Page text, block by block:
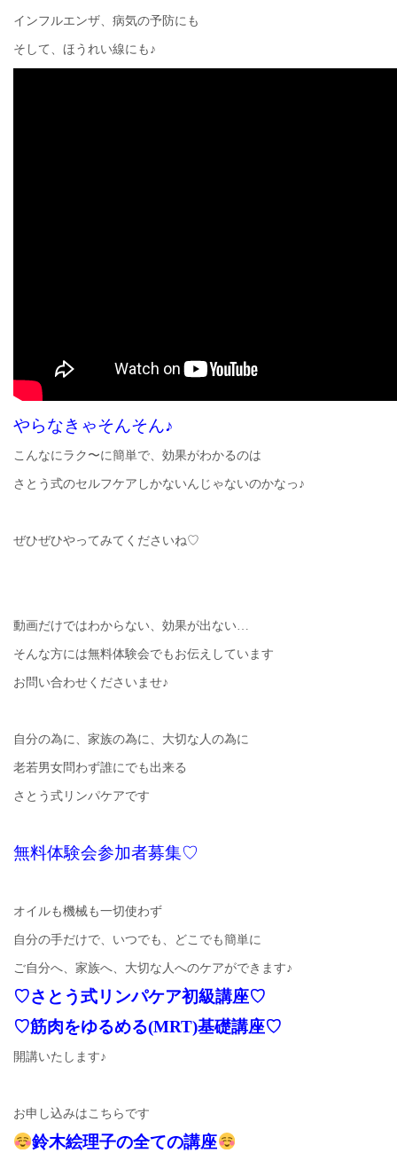
インフルエンザ、病気の予防にも
そして、ほうれい線にも♪
やらなきゃそんそん♪
こんなにラク〜に簡単で、効果がわかるのは
さとう式のセルフケアしかないんじゃないのかなっ♪
ぜひぜひやってみてくださいね♡
動画だけではわからない、効果が出ない…
そんな方には無料体験会でもお伝えしています
お問い合わせくださいませ♪
自分の為に、家族の為に、大切な人の為に
老若男女問わず誰にでも出来る
さとう式リンパケアです
無料体験会参加者募集♡
オイルも機械も一切使わず
自分の手だけで、いつでも、どこでも簡単に
ご自分へ、家族へ、大切な人へのケアができます♪
♡さとう式リンパケア初級講座♡
♡筋肉をゆるめる(MRT)基礎講座♡
開講いたします♪
お申し込みはこちらです
鈴木絵理子の全ての講座